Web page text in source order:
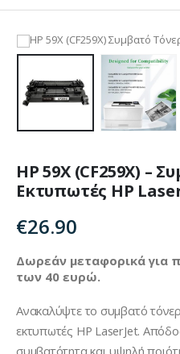
HP 59X (CF259X) –
Εκτυπωτές HP
€26.90
Δωρεάν μεταφορικά για
των 40 ευρώ.
Ανακαλύψτε το συμβατό
εκτυπωτές HP LaserJet.
συμβατότητα και υψηλή